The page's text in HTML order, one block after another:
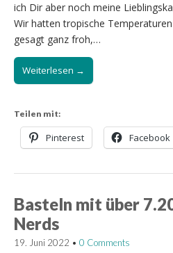
ich Dir aber noch meine
Wir hatten tropische
gesagt ganz froh,…
Weiterlesen →
Teilen mit:
Pinterest Facebook
Basteln mit über
Nerds
19. Juni 2022 • 0 Comments